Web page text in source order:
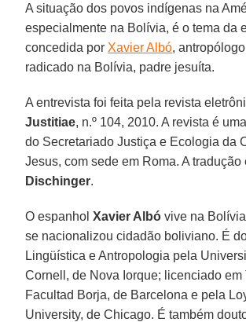
A situação dos povos indígenas na
especialmente na Bolívia, é o tema da
concedida por Xavier Albó,
radicado na Bolívia, padre jesuíta.
A entrevista foi feita pela revista
Justitiae, n.º 104, 2010. A revista é
do Secretariado Justiça e Ecologia da
Jesus, com sede em Roma. A tradução
Dischinger.
O espanholXavier Albó vive na
se nacionalizou cidadão boliviano. É
Lingüística e Antropologia pela
Cornell, de Nova Iorque; licenciado em
Facultad Borja, de Barcelona e pela
University, de Chicago. É também